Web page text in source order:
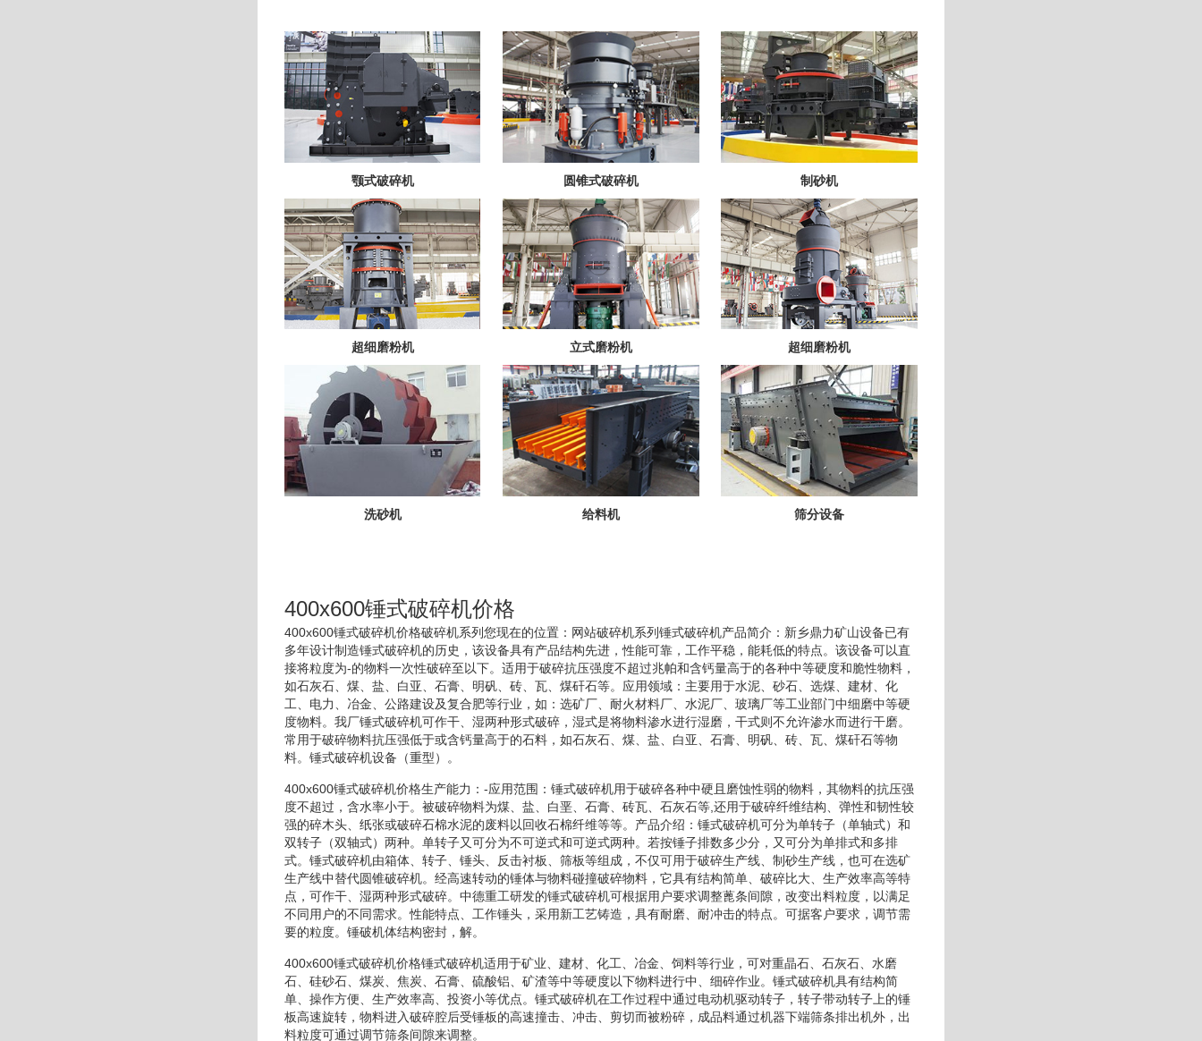
颚式破碎机 圆锥式破碎机 制砂机
超细磨粉机 立式磨粉机 超细磨粉机
洗砂机 给料机 筛分设备
400x600锤式破碎机价格
400x600锤式破碎机价格破碎机系列您现在的位置：网站破碎机系列锤式破碎机产品简介：新乡鼎力矿山设备已有
多年设计制造锤式破碎机的历史，该设备具有产品结构先进，性能可靠，工作平稳，能耗低的特点。该设备可以直
接将粒度为-的物料一次性破碎至以下。适用于破碎抗压强度不超过兆帕和含钙量高于的各种中等硬度和脆性物料，
如石灰石、煤、盐、白亚、石膏、明矾、砖、瓦、煤矸石等。应用领域：主要用于水泥、砂石、选煤、建材、化
工、电力、冶金、公路建设及复合肥等行业，如：选矿厂、耐火材料厂、水泥厂、玻璃厂等工业部门中细磨中等硬
度物料。我厂锤式破碎机可作干、湿两种形式破碎，湿式是将物料渗水进行湿磨，干式则不允许渗水而进行干磨。
常用于破碎物料抗压强低于或含钙量高于的石料，如石灰石、煤、盐、白亚、石膏、明矾、砖、瓦、煤矸石等物
料。锤式破碎机设备（重型）。
400x600锤式破碎机价格生产能力：-应用范围：锤式破碎机用于破碎各种中硬且磨蚀性弱的物料，其物料的抗压强
度不超过，含水率小于。被破碎物料为煤、盐、白垩、石膏、砖瓦、石灰石等,还用于破碎纤维结构、弹性和韧性较
强的碎木头、纸张或破碎石棉水泥的废料以回收石棉纤维等等。产品介绍：锤式破碎机可分为单转子（单轴式）和
双转子（双轴式）两种。单转子又可分为不可逆式和可逆式两种。若按锤子排数多少分，又可分为单排式和多排
式。锤式破碎机由箱体、转子、锤头、反击衬板、筛板等组成，不仅可用于破碎生产线、制砂生产线，也可在选矿
生产线中替代圆锥破碎机。经高速转动的锤体与物料碰撞破碎物料，它具有结构简单、破碎比大、生产效率高等特
点，可作干、湿两种形式破碎。中德重工研发的锤式破碎机可根据用户要求调整蓖条间隙，改变出料粒度，以满足
不同用户的不同需求。性能特点、工作锤头，采用新工艺铸造，具有耐磨、耐冲击的特点。可据客户要求，调节需
要的粒度。锤破机体结构密封，解。
400x600锤式破碎机价格锤式破碎机适用于矿业、建材、化工、冶金、饲料等行业，可对重晶石、石灰石、水磨
石、硅砂石、煤炭、焦炭、石膏、硫酸铝、矿渣等中等硬度以下物料进行中、细碎作业。锤式破碎机具有结构简
单、操作方便、生产效率高、投资小等优点。锤式破碎机在工作过程中通过电动机驱动转子，转子带动转子上的锤
板高速旋转，物料进入破碎腔后受锤板的高速撞击、冲击、剪切而被粉碎，成品料通过机器下端筛条排出机外，出
料粒度可通过调节筛条间隙来调整。